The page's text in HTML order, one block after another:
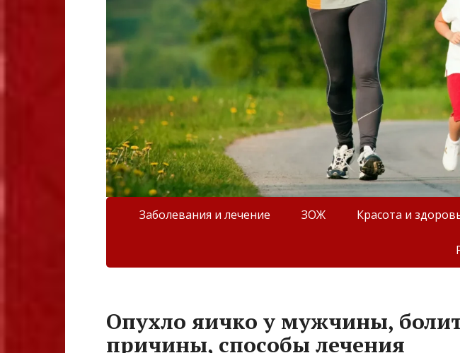
Заболевания и лечение ЗОЖ Красота и
Опухло яичко у мужчины,
причины, способы лечения